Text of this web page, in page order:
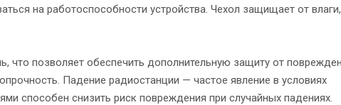
на работоспособности устройства. Чехол защищает от влаги,
что позволяет обеспечить дополнительную защиту от
Падение радиостанции — частое явление в условиях
способен снизить риск повреждения при случайных падениях.